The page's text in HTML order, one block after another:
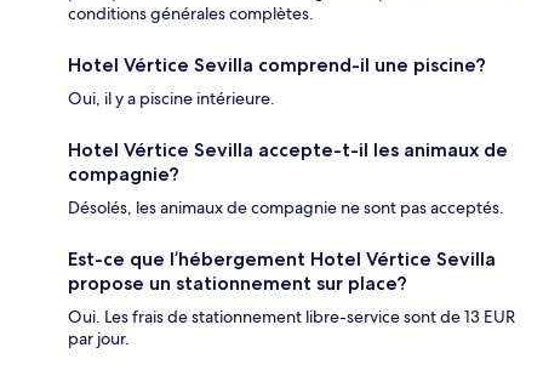
conditions générales complètes.
Hotel Vértice Sevilla comprend-il une piscine?
Oui, il y a piscine intérieure.
Hotel Vértice Sevilla accepte-t-il les animaux de
compagnie?
Désolés, les animaux de compagnie ne sont pas acceptés.
Est-ce que l’hébergement Hotel Vértice Sevilla
propose un stationnement sur place?
Oui. Les frais de stationnement libre-service sont de 13 EUR
par jour.